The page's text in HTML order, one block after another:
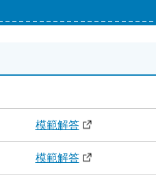
模範解答
模範解答